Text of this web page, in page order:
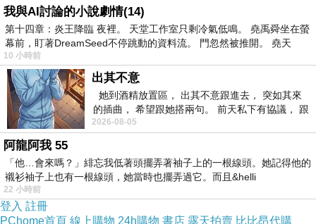
『 上野御徒町中央通 』也是一條商店街， 又稱為『 上中 』。
我與AI討論的小說劇情(14)
第十四章：炎王降臨 夜裡。 天堂工作室只剩冷氣低鳴。 堯禹舜坐在螢
幕前，盯著DreamSeed不停跳動的資料流。 門忽然被推開。 堯天
10 小時前
出其不意
她到酒精放置區， 出其不意跟進去， 突如其來
的插曲， 希望跟她搭兩句。 前天私下有協議， 跟
著阿弟丟拉基
2026-08-05
阿龍阿我 55
「他…會來嗎？」緋忘我低著頭擺弄著袖子上的一根線頭。她記得他的
襯衫袖子上也有一根線頭，她當時也擺弄過它。而且&helli
22 小時前
登入 註冊
PChome首頁 線上購物 24h購物 書店 露天拍賣 比比昂代購